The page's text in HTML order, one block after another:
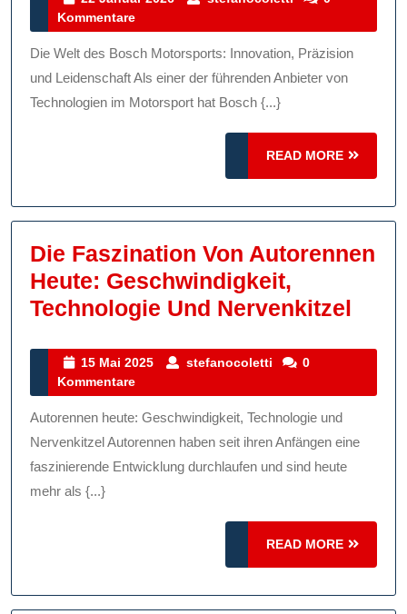
Bosch
Und
2026
Kommentare
Die Welt des Bosch Motorsports: Innovation, Präzision
und Leidenschaft Als einer der führenden Anbieter von
Technologien im Motorsport hat Bosch {...}
READ MORE
READ
MORE
Die Faszination Von Autorennen
Heute: Geschwindigkeit,
Technologie Und Nervenkitzel
15 Mai 2025
15
2025
stefanocoletti stefanocoletti
0
Kommentare
Autorennen heute: Geschwindigkeit, Technologie und
Nervenkitzel Autorennen haben seit ihren Anfängen eine
faszinierende Entwicklung durchlaufen und sind heute
mehr als {...}
READ MORE
READ
MORE